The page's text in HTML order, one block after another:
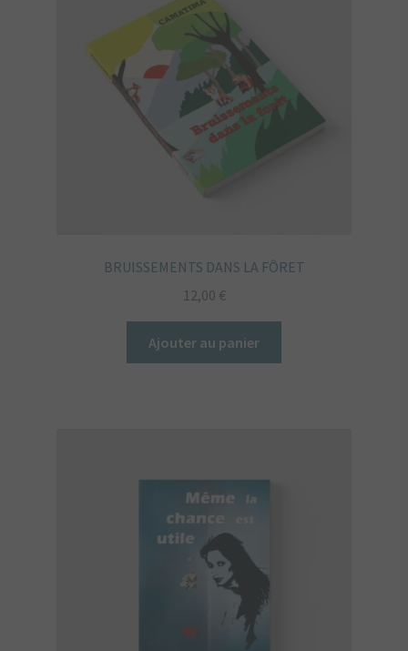
BRUISSEMENTS DANS LA FÔRET
12,00 €
Ajouter au panier